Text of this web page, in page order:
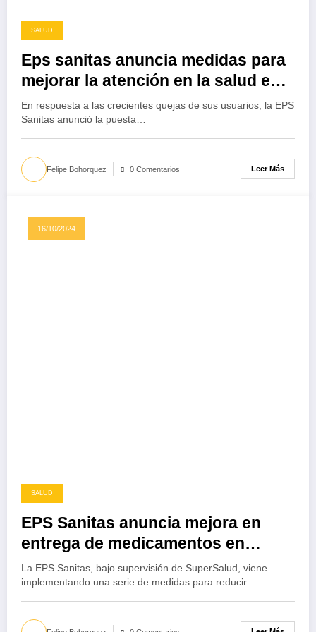
SALUD
Eps sanitas anuncia medidas para
mejorar la atención en la salud en
los próximos 90 días
En respuesta a las crecientes quejas de sus usuarios, la EPS
Sanitas anunció la puesta…
Felipe Bohorquez 0 Comentarios Leer Más
16/10/2024
SALUD
EPS Sanitas anuncia mejora en
entrega de medicamentos en
cuatro departamentos
La EPS Sanitas, bajo supervisión de SuperSalud, viene
implementando una serie de medidas para reducir…